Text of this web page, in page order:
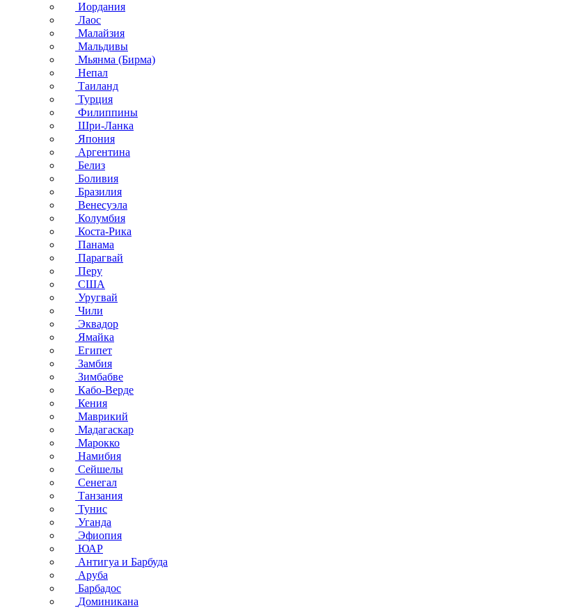
Иордания
Лаос
Малайзия
Мальдивы
Мьянма (Бирма)
Непал
Таиланд
Турция
Филиппины
Шри-Ланка
Япония
Аргентина
Белиз
Боливия
Бразилия
Венесуэла
Колумбия
Коста-Рика
Панама
Парагвай
Перу
США
Уругвай
Чили
Эквадор
Ямайка
Египет
Замбия
Зимбабве
Кабо-Верде
Кения
Маврикий
Мадагаскар
Марокко
Намибия
Сейшелы
Сенегал
Танзания
Тунис
Уганда
Эфиопия
ЮАР
Антигуа и Барбуда
Аруба
Барбадос
Доминикана